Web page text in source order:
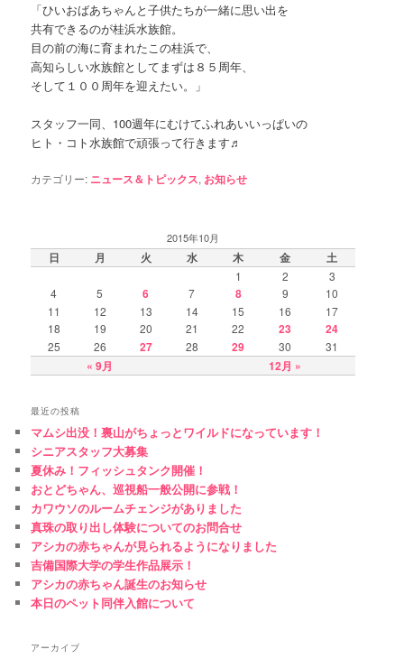
「ひいおばあちゃんと子供たちが一緒に思い出を
共有できるのが桂浜水族館。
目の前の海に育まれたこの桂浜で、
高知らしい水族館としてまずは８５周年、
そして１００周年を迎えたい。」
スタッフ一同、100週年にむけてふれあいいっぱいの
ヒト・コト水族館で頑張って行きます♬
カテゴリー: ニュース＆トピックス, お知らせ
2015年10月
日 月 火 水 木 金 土
« 9月 12月 »
1 2
3
4
5 6 7 8 9
10
11
12 13 14 15 16
17
18
19 20 21 22 23 24
25 26 27 28 29 30 31
最近の投稿
マムシ出没！裏山がちょっとワイルドになっています！
シニアスタッフ大募集
夏休み！フィッシュタンク開催！
おとどちゃん、巡視船一般公開に参戦！
カワウソのルームチェンジがありました
真珠の取り出し体験についてのお問合せ
アシカの赤ちゃんが見られるようになりました
吉備国際大学の学生作品展示！
アシカの赤ちゃん誕生のお知らせ
本日のペット同伴入館について
アーカイブ